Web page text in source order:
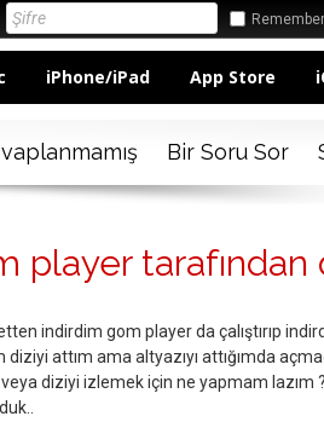
Remember
iPhone/iPad App Store
Bir Soru Sor
player
indirdim gom player da çalıştırıp
attım ama altyazıyı attığımda
diziyi izlemek için ne yapmam lazım